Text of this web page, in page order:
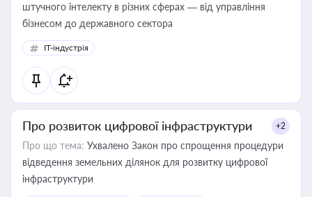
штучного інтелекту в різних сферах — від управління
бізнесом до державного сектора
IT-індустрія
Про розвиток цифрової інфраструктури +2
Про що тема: Ухвалено Закон про спрощення процедури
відведення земельних ділянок для розвитку цифрової
інфраструктури